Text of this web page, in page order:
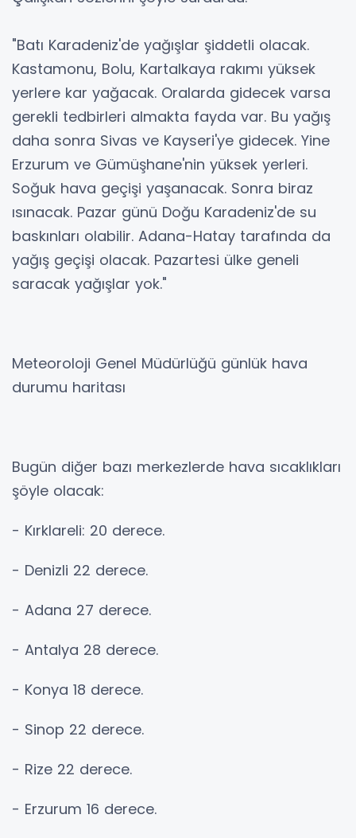
"Batı Karadeniz'de yağışlar şiddetli olacak.
Kastamonu, Bolu, Kartalkaya rakımı yüksek
yerlere kar yağacak. Oralarda gidecek varsa
gerekli tedbirleri almakta fayda var. Bu yağış
daha sonra Sivas ve Kayseri'ye gidecek. Yine
Erzurum ve Gümüşhane'nin yüksek yerleri.
Soğuk hava geçişi yaşanacak. Sonra biraz
ısınacak. Pazar günü Doğu Karadeniz'de su
baskınları olabilir. Adana-Hatay tarafında da
yağış geçişi olacak. Pazartesi ülke geneli
saracak yağışlar yok."
Meteoroloji Genel Müdürlüğü günlük hava
durumu haritası
Bugün diğer bazı merkezlerde hava sıcaklıkları
şöyle olacak:
- Kırklareli: 20 derece.
- Denizli 22 derece.
- Adana 27 derece.
- Antalya 28 derece.
- Konya 18 derece.
- Sinop 22 derece.
- Rize 22 derece.
- Erzurum 16 derece.